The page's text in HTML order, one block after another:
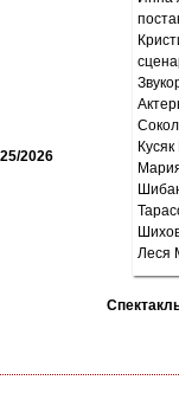
2026